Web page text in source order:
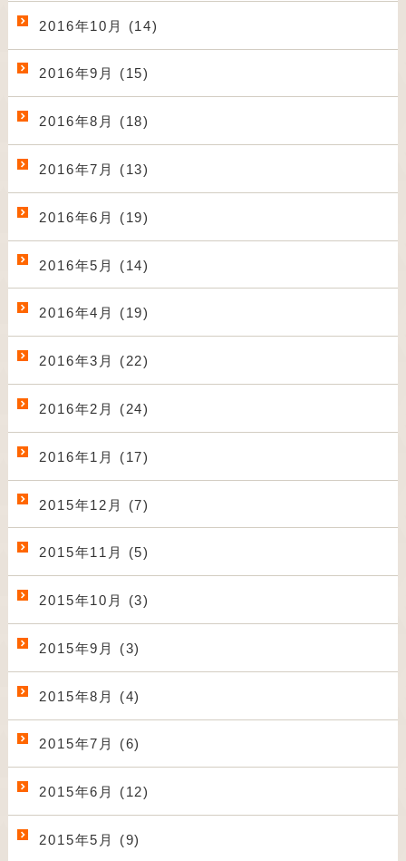
2016年10月 (14)
2016年9月 (15)
2016年8月 (18)
2016年7月 (13)
2016年6月 (19)
2016年5月 (14)
2016年4月 (19)
2016年3月 (22)
2016年2月 (24)
2016年1月 (17)
2015年12月 (7)
2015年11月 (5)
2015年10月 (3)
2015年9月 (3)
2015年8月 (4)
2015年7月 (6)
2015年6月 (12)
2015年5月 (9)